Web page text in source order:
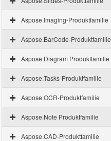
Aspose.Imaging-Produktfamilie
Aspose.BarCode-Produktfamilie
Aspose.Diagram Produktfamilie
Aspose.Tasks-Produktfamilie
Aspose.OCR-Produktfamilie
Aspose.Note Produktfamilie
Aspose.CAD-Produktfamilie